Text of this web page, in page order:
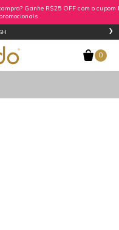
PRIMEIRA25exceto
*ver
›
0